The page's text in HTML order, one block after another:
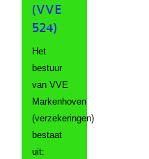
(VVE
524)
Het
bestuur
van VVE
Markenhoven
(verzekeringen)
bestaat
uit: